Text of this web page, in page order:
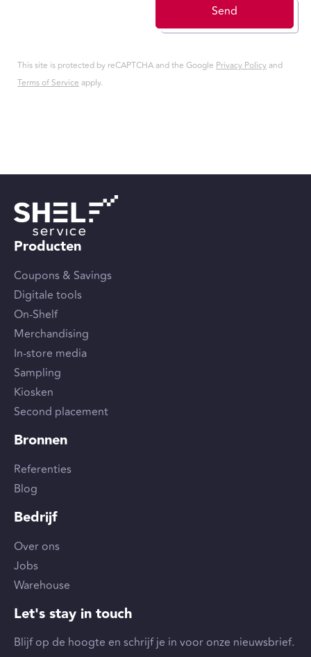
Send
This site is protected by reCAPTCHA and the Google Privacy Policy and
Terms of Service apply.
Producten
Coupons & Savings
Digitale tools
On-Shelf
Merchandising
In-store media
Sampling
Kiosken
Second placement
Bronnen
Referenties
Blog
Bedrijf
Over ons
Jobs
Warehouse
Let's stay in touch
Blijf op de hoogte en schrijf je in voor onze nieuwsbrief.